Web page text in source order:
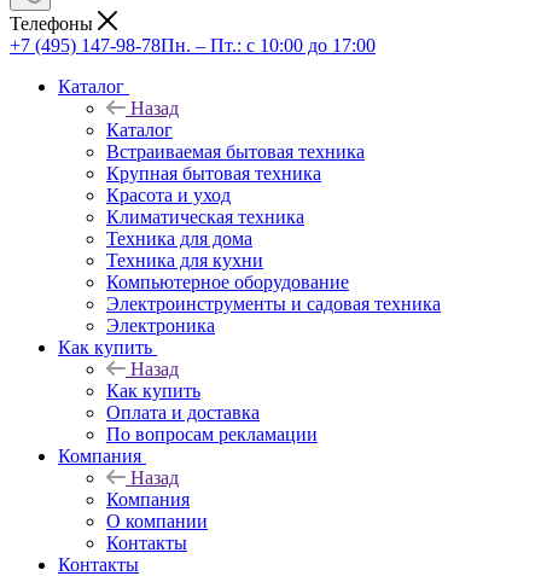
Телефоны
+7 (495) 147-98-78Пн. – Пт.: с 10:00 до 17:00
Каталог
Назад
Каталог
Встраиваемая бытовая техника
Крупная бытовая техника
Красота и уход
Климатическая техника
Техника для дома
Техника для кухни
Компьютерное оборудование
Электроинструменты и садовая техника
Электроника
Как купить
Назад
Как купить
Оплата и доставка
По вопросам рекламации
Компания
Назад
Компания
О компании
Контакты
Контакты